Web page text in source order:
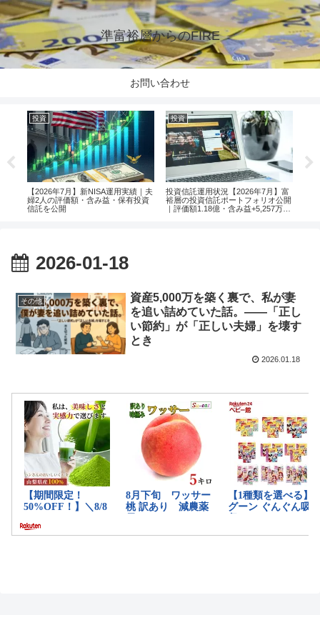
準富裕層からのFIRE
お問い合わせ
投資
【2026年7月】新NISA運用実績｜夫
婦2人の評価額・含み益・保有投資
信託を公開
投資
投資信託運用状況【2026年7月】富
裕層の投資信託ポートフォリオ公開
｜評価額1.18億・含み益+5,257万円
2026-01-18
その他
資産5,000万を築く裏で、私が妻
を追い詰めていた話。――「正し
い節約」が「正しい夫婦」を壊す
とき
2026.01.18